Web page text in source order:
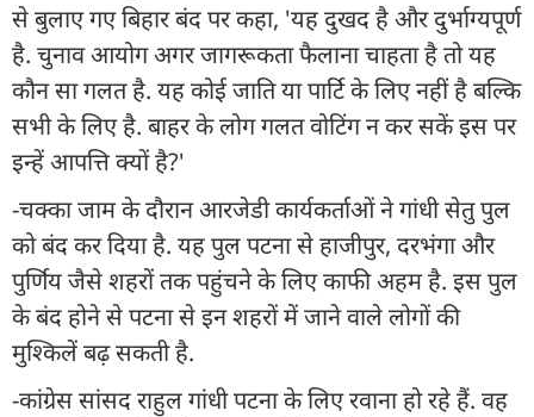
से बुलाए गए बिहार बंद पर कहा, 'यह दुखद है और दुर्भाग्यपूर्ण
है. चुनाव आयोग अगर जागरूकता फैलाना चाहता है तो यह
कौन सा गलत है. यह कोई जाति या पार्टि के लिए नहीं है बल्कि
सभी के लिए है. बाहर के लोग गलत वोटिंग न कर सकें इस पर
इन्हें आपत्ति क्यों है?'
-चक्का जाम के दौरान आरजेडी कार्यकर्ताओं ने गांधी सेतु पुल
को बंद कर दिया है. यह पुल पटना से हाजीपुर, दरभंगा और
पुर्णिय जैसे शहरों तक पहुंचने के लिए काफी अहम है. इस पुल
के बंद होने से पटना से इन शहरों में जाने वाले लोगों की
मुश्किलें बढ़ सकती है.
-कांग्रेस सांसद राहुल गांधी पटना के लिए रवाना हो रहे हैं. वह